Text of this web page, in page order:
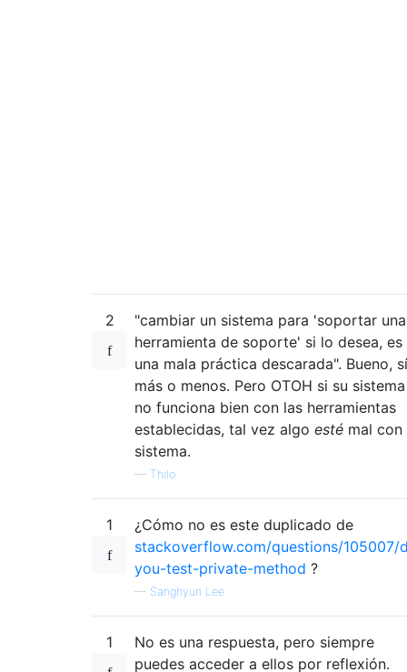
2
"cambiar un sistema para 'soportar una
herramienta de soporte' si lo desea, es
una mala práctica descarada". Bueno,
más o menos. Pero OTOH si su sistema
no funciona bien con las herramientas
establecidas, tal vez algo esté mal con
sistema.
— Thilo
1
¿Cómo no es este duplicado de
stackoverflow.com/questions/105007/
you-test-private-method ?
— Sanghyun Lee
1
No es una respuesta, pero siempre
puedes acceder a ellos por reflexión.